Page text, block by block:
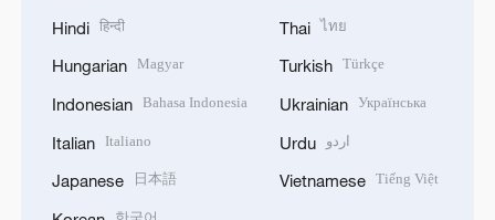
Hindi हिन्दी
Hungarian Magyar
Indonesian Bahasa Indonesia
Italian Italiano
Japanese 日本語
Thai ไทย
Turkish Türkçe
Ukrainian Українська
Urdu اردو
Vietnamese Tiếng Việt